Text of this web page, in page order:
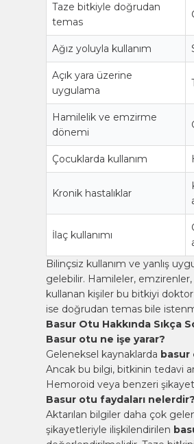
Taze bitkiyle doğrudan
temas
Ağız yoluyla kullanım
Açık yara üzerine
uygulama
Hamilelik ve emzirme
dönemi
Çocuklarda kullanım
Kronik hastalıklar
İlaç kullanımı
Bilinçsiz kullanım ve yanlış
gelebilir. Hamileler, emzirenler,
kullanan kişiler bu bitkiyi doktor
ise doğrudan temas bile
Basur Otu Hakkında Sıkça
Basur otu ne işe yarar?
Geleneksel kaynaklarda basur
Ancak bu bilgi, bitkinin tedavi
Hemoroid veya benzeri
Basur otu faydaları nelerdir?
Aktarılan bilgiler daha çok
şikayetleriyle ilişkilendirilen